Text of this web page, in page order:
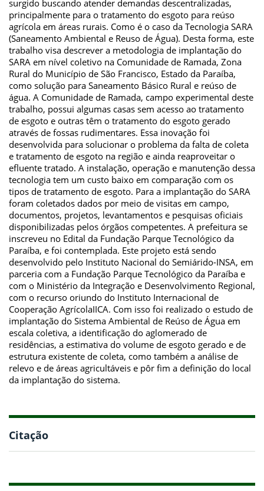
surgido buscando atender demandas descentralizadas,
principalmente para o tratamento do esgoto para reúso
agrícola em áreas rurais. Como é o caso da Tecnologia SARA
(Saneamento Ambiental e Reuso de Água). Desta forma, este
trabalho visa descrever a metodologia de implantação do
SARA em nível coletivo na Comunidade de Ramada, Zona
Rural do Município de São Francisco, Estado da Paraíba,
como solução para Saneamento Básico Rural e reúso de
água. A Comunidade de Ramada, campo experimental deste
trabalho, possui algumas casas sem acesso ao tratamento
de esgoto e outras têm o tratamento do esgoto gerado
através de fossas rudimentares. Essa inovação foi
desenvolvida para solucionar o problema da falta de coleta
e tratamento de esgoto na região e ainda reaproveitar o
efluente tratado. A instalação, operação e manutenção dessa
tecnologia tem um custo baixo em comparação com os
tipos de tratamento de esgoto. Para a implantação do SARA
foram coletados dados por meio de visitas em campo,
documentos, projetos, levantamentos e pesquisas oficiais
disponibilizadas pelos órgãos competentes. A prefeitura se
inscreveu no Edital da Fundação Parque Tecnológico da
Paraíba, e foi contemplada. Este projeto está sendo
desenvolvido pelo Instituto Nacional do Semiárido-INSA, em
parceria com a Fundação Parque Tecnológico da Paraíba e
com o Ministério da Integração e Desenvolvimento Regional,
com o recurso oriundo do Instituto Internacional de
Cooperação AgrícolaIICA. Com isso foi realizado o estudo de
implantação do Sistema Ambiental de Reúso de Água em
escala coletiva, a identificação do aglomerado de
residências, a estimativa do volume de esgoto gerado e de
estrutura existente de coleta, como também a análise de
relevo e de áreas agricultáveis e pôr fim a definição do local
da implantação do sistema.
Citação